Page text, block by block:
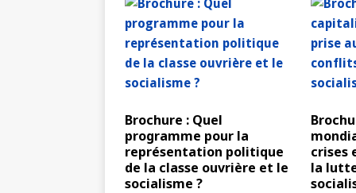
Brochure : Quel
programme pour la
représentation politique
de la classe ouvrière et le
socialisme ?
crises
la